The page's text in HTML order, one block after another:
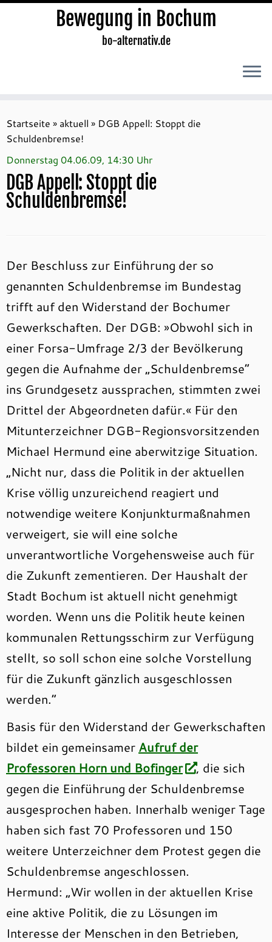
Inhalt
springen
Bewegung in Bochum
bo-alternativ.de
Startseite » aktuell » DGB Appell: Stoppt die
Schuldenbremse!
Donnerstag 04.06.09, 14:30 Uhr
DGB Appell: Stoppt die
Schuldenbremse!
Der Beschluss zur Einführung der so
genannten Schuldenbremse im Bundestag
trifft auf den Widerstand der Bochumer
Gewerkschaften. Der DGB: »Obwohl sich in
einer Forsa-Umfrage 2/3 der Bevölkerung
gegen die Aufnahme der „Schuldenbremse“
ins Grundgesetz aussprachen, stimmten zwei
Drittel der Abgeordneten dafür.« Für den
Mitunterzeichner DGB-Regionsvorsitzenden
Michael Hermund eine aberwitzige Situation.
„Nicht nur, dass die Politik in der aktuellen
Krise völlig unzureichend reagiert und
notwendige weitere Konjunkturmaßnahmen
verweigert, sie will eine solche
unverantwortliche Vorgehensweise auch für
die Zukunft zementieren. Der Haushalt der
Stadt Bochum ist aktuell nicht genehmigt
worden. Wenn uns die Politik heute keinen
kommunalen Rettungsschirm zur Verfügung
stellt, so soll schon eine solche Vorstellung
für die Zukunft gänzlich ausgeschlossen
werden.“
Basis für den Widerstand der Gewerkschaften
bildet ein gemeinsamer Aufruf der
Professoren Horn und Bofinger
, die sich
gegen die Einführung der Schuldenbremse
ausgesprochen haben. Innerhalb weniger Tage
haben sich fast 70 Professoren und 150
weitere Unterzeichner dem Protest gegen die
Schuldenbremse angeschlossen.
Hermund: „Wir wollen in der aktuellen Krise
eine aktive Politik, die zu Lösungen im
Interesse der Menschen in den Betrieben,